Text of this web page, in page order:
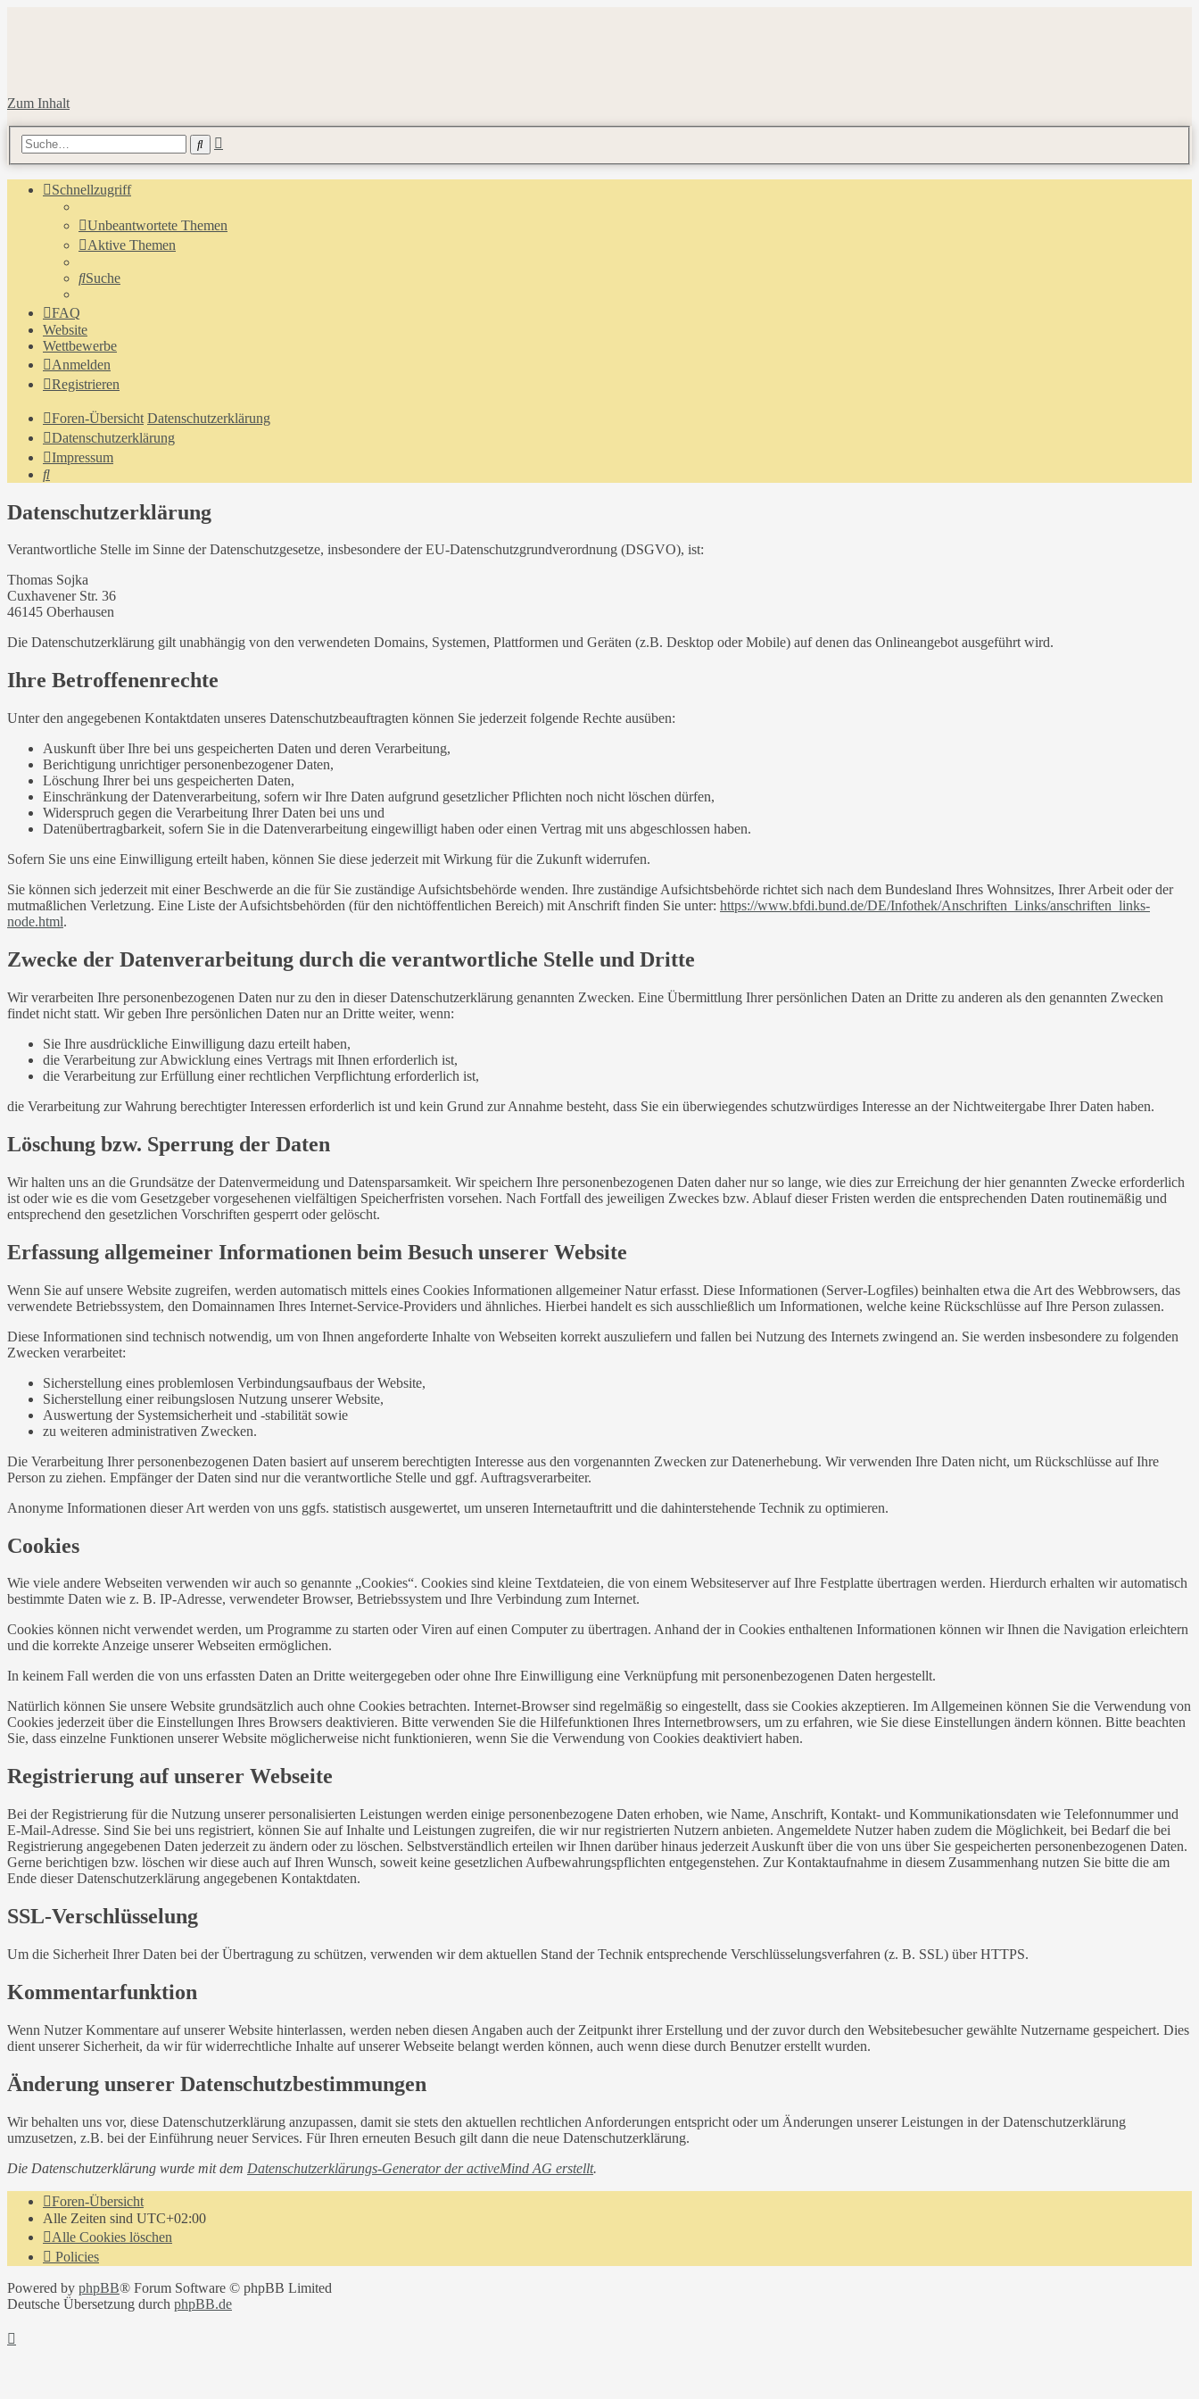
Zum Inhalt
Suche
Schnellzugriff
Unbeantwortete Themen
Aktive Themen
Suche
FAQ
Website
Wettbewerbe
Anmelden
Registrieren
Foren-Übersicht Datenschutzerklärung
Datenschutzerklärung
Impressum
Suche
Datenschutzerklärung
Verantwortliche Stelle im Sinne der Datenschutzgesetze, insbesondere der EU-Datenschutzgrundverordnung (DSGVO), ist:
Thomas Sojka
Cuxhavener Str. 36
46145 Oberhausen
Die Datenschutzerklärung gilt unabhängig von den verwendeten Domains, Systemen, Plattformen und Geräten (z.B. Desktop oder Mobile) auf denen das Onlineangebot ausgeführt wird.
Ihre Betroffenenrechte
Unter den angegebenen Kontaktdaten unseres Datenschutzbeauftragten können Sie jederzeit folgende Rechte ausüben:
Auskunft über Ihre bei uns gespeicherten Daten und deren Verarbeitung,
Berichtigung unrichtiger personenbezogener Daten,
Löschung Ihrer bei uns gespeicherten Daten,
Einschränkung der Datenverarbeitung, sofern wir Ihre Daten aufgrund gesetzlicher Pflichten noch nicht löschen dürfen,
Widerspruch gegen die Verarbeitung Ihrer Daten bei uns und
Datenübertragbarkeit, sofern Sie in die Datenverarbeitung eingewilligt haben oder einen Vertrag mit uns abgeschlossen haben.
Sofern Sie uns eine Einwilligung erteilt haben, können Sie diese jederzeit mit Wirkung für die Zukunft widerrufen.
Sie können sich jederzeit mit einer Beschwerde an die für Sie zuständige Aufsichtsbehörde wenden. Ihre zuständige Aufsichtsbehörde richtet sich nach dem Bundesland Ihres Wohnsitzes, Ihrer Arbeit oder der
mutmaßlichen Verletzung. Eine Liste der Aufsichtsbehörden (für den nichtöffentlichen Bereich) mit Anschrift finden Sie unter: https://www.bfdi.bund.de/DE/Infothek/Anschriften_Links/anschriften_links-
node.html.
Zwecke der Datenverarbeitung durch die verantwortliche Stelle und Dritte
Wir verarbeiten Ihre personenbezogenen Daten nur zu den in dieser Datenschutzerklärung genannten Zwecken. Eine Übermittlung Ihrer persönlichen Daten an Dritte zu anderen als den genannten Zwecken
findet nicht statt. Wir geben Ihre persönlichen Daten nur an Dritte weiter, wenn:
Sie Ihre ausdrückliche Einwilligung dazu erteilt haben,
die Verarbeitung zur Abwicklung eines Vertrags mit Ihnen erforderlich ist,
die Verarbeitung zur Erfüllung einer rechtlichen Verpflichtung erforderlich ist,
die Verarbeitung zur Wahrung berechtigter Interessen erforderlich ist und kein Grund zur Annahme besteht, dass Sie ein überwiegendes schutzwürdiges Interesse an der Nichtweitergabe Ihrer Daten haben.
Löschung bzw. Sperrung der Daten
Wir halten uns an die Grundsätze der Datenvermeidung und Datensparsamkeit. Wir speichern Ihre personenbezogenen Daten daher nur so lange, wie dies zur Erreichung der hier genannten Zwecke erforderlich
ist oder wie es die vom Gesetzgeber vorgesehenen vielfältigen Speicherfristen vorsehen. Nach Fortfall des jeweiligen Zweckes bzw. Ablauf dieser Fristen werden die entsprechenden Daten routinemäßig und
entsprechend den gesetzlichen Vorschriften gesperrt oder gelöscht.
Erfassung allgemeiner Informationen beim Besuch unserer Website
Wenn Sie auf unsere Website zugreifen, werden automatisch mittels eines Cookies Informationen allgemeiner Natur erfasst. Diese Informationen (Server-Logfiles) beinhalten etwa die Art des Webbrowsers, das
verwendete Betriebssystem, den Domainnamen Ihres Internet-Service-Providers und ähnliches. Hierbei handelt es sich ausschließlich um Informationen, welche keine Rückschlüsse auf Ihre Person zulassen.
Diese Informationen sind technisch notwendig, um von Ihnen angeforderte Inhalte von Webseiten korrekt auszuliefern und fallen bei Nutzung des Internets zwingend an. Sie werden insbesondere zu folgenden
Zwecken verarbeitet:
Sicherstellung eines problemlosen Verbindungsaufbaus der Website,
Sicherstellung einer reibungslosen Nutzung unserer Website,
Auswertung der Systemsicherheit und -stabilität sowie
zu weiteren administrativen Zwecken.
Die Verarbeitung Ihrer personenbezogenen Daten basiert auf unserem berechtigten Interesse aus den vorgenannten Zwecken zur Datenerhebung. Wir verwenden Ihre Daten nicht, um Rückschlüsse auf Ihre
Person zu ziehen. Empfänger der Daten sind nur die verantwortliche Stelle und ggf. Auftragsverarbeiter.
Anonyme Informationen dieser Art werden von uns ggfs. statistisch ausgewertet, um unseren Internetauftritt und die dahinterstehende Technik zu optimieren.
Cookies
Wie viele andere Webseiten verwenden wir auch so genannte „Cookies“. Cookies sind kleine Textdateien, die von einem Websiteserver auf Ihre Festplatte übertragen werden. Hierdurch erhalten wir automatisch
bestimmte Daten wie z. B. IP-Adresse, verwendeter Browser, Betriebssystem und Ihre Verbindung zum Internet.
Cookies können nicht verwendet werden, um Programme zu starten oder Viren auf einen Computer zu übertragen. Anhand der in Cookies enthaltenen Informationen können wir Ihnen die Navigation erleichtern
und die korrekte Anzeige unserer Webseiten ermöglichen.
In keinem Fall werden die von uns erfassten Daten an Dritte weitergegeben oder ohne Ihre Einwilligung eine Verknüpfung mit personenbezogenen Daten hergestellt.
Natürlich können Sie unsere Website grundsätzlich auch ohne Cookies betrachten. Internet-Browser sind regelmäßig so eingestellt, dass sie Cookies akzeptieren. Im Allgemeinen können Sie die Verwendung von
Cookies jederzeit über die Einstellungen Ihres Browsers deaktivieren. Bitte verwenden Sie die Hilfefunktionen Ihres Internetbrowsers, um zu erfahren, wie Sie diese Einstellungen ändern können. Bitte beachten
Sie, dass einzelne Funktionen unserer Website möglicherweise nicht funktionieren, wenn Sie die Verwendung von Cookies deaktiviert haben.
Registrierung auf unserer Webseite
Bei der Registrierung für die Nutzung unserer personalisierten Leistungen werden einige personenbezogene Daten erhoben, wie Name, Anschrift, Kontakt- und Kommunikationsdaten wie Telefonnummer und
E-Mail-Adresse. Sind Sie bei uns registriert, können Sie auf Inhalte und Leistungen zugreifen, die wir nur registrierten Nutzern anbieten. Angemeldete Nutzer haben zudem die Möglichkeit, bei Bedarf die bei
Registrierung angegebenen Daten jederzeit zu ändern oder zu löschen. Selbstverständlich erteilen wir Ihnen darüber hinaus jederzeit Auskunft über die von uns über Sie gespeicherten personenbezogenen Daten.
Gerne berichtigen bzw. löschen wir diese auch auf Ihren Wunsch, soweit keine gesetzlichen Aufbewahrungspflichten entgegenstehen. Zur Kontaktaufnahme in diesem Zusammenhang nutzen Sie bitte die am
Ende dieser Datenschutzerklärung angegebenen Kontaktdaten.
SSL-Verschlüsselung
Um die Sicherheit Ihrer Daten bei der Übertragung zu schützen, verwenden wir dem aktuellen Stand der Technik entsprechende Verschlüsselungsverfahren (z. B. SSL) über HTTPS.
Kommentarfunktion
Wenn Nutzer Kommentare auf unserer Website hinterlassen, werden neben diesen Angaben auch der Zeitpunkt ihrer Erstellung und der zuvor durch den Websitebesucher gewählte Nutzername gespeichert. Dies
dient unserer Sicherheit, da wir für widerrechtliche Inhalte auf unserer Webseite belangt werden können, auch wenn diese durch Benutzer erstellt wurden.
Änderung unserer Datenschutzbestimmungen
Wir behalten uns vor, diese Datenschutzerklärung anzupassen, damit sie stets den aktuellen rechtlichen Anforderungen entspricht oder um Änderungen unserer Leistungen in der Datenschutzerklärung
umzusetzen, z.B. bei der Einführung neuer Services. Für Ihren erneuten Besuch gilt dann die neue Datenschutzerklärung.
Die Datenschutzerklärung wurde mit dem Datenschutzerklärungs-Generator der activeMind AG erstellt.
Foren-Übersicht
Alle Zeiten sind UTC+02:00
Alle Cookies löschen
Policies
Powered by phpBB® Forum Software © phpBB Limited
Deutsche Übersetzung durch phpBB.de